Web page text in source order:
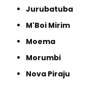
Jurubatuba
M'Boi Mirim
Moema
Morumbi
Nova Piraju